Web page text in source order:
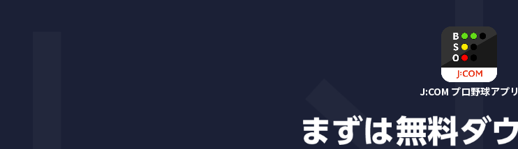
J:COM プロ野球アプリ